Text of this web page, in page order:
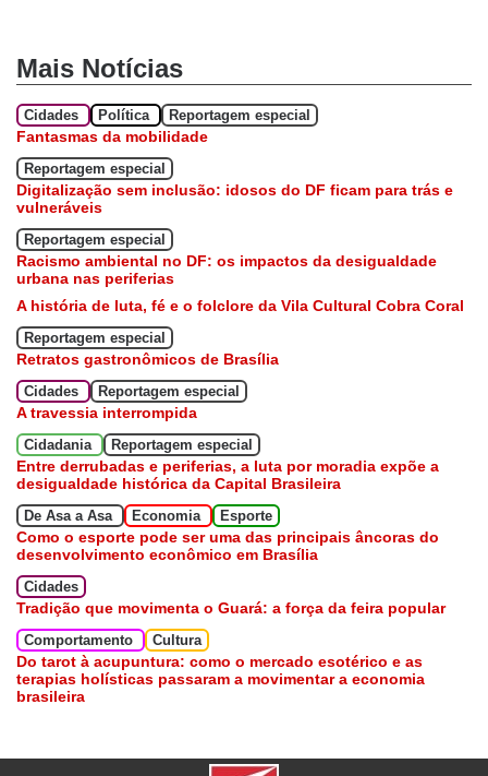
Mais Notícias
Cidades Política Reportagem especial
Fantasmas da mobilidade
Reportagem especial
Digitalização sem inclusão: idosos do DF ficam para trás e
vulneráveis
Reportagem especial
Racismo ambiental no DF: os impactos da desigualdade
urbana nas periferias
A história de luta, fé e o folclore da Vila Cultural Cobra Coral
Reportagem especial
Retratos gastronômicos de Brasília
Cidades Reportagem especial
A travessia interrompida
Cidadania Reportagem especial
Entre derrubadas e periferias, a luta por moradia expõe a
desigualdade histórica da Capital Brasileira
De Asa a Asa Economia Esporte
Como o esporte pode ser uma das principais âncoras do
desenvolvimento econômico em Brasília
Cidades
Tradição que movimenta o Guará: a força da feira popular
Comportamento Cultura
Do tarot à acupuntura: como o mercado esotérico e as
terapias holísticas passaram a movimentar a economia
brasileira